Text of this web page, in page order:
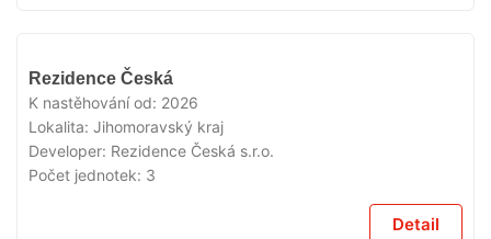
Rezidence Česká
K nastěhování od: 2026
Lokalita: Jihomoravský kraj
Developer: Rezidence Česká s.r.o.
Počet jednotek: 3
Detail